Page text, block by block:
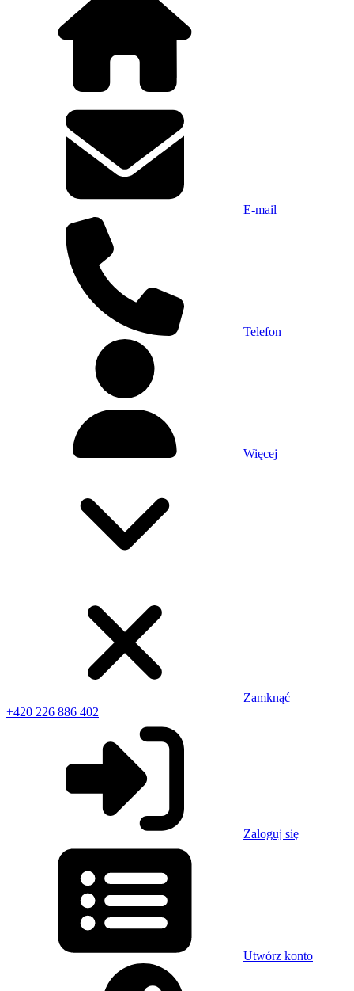
E-mail
Telefon
Więcej
Zamknąć
+420 226 886 402
Zaloguj się
Utwórz konto